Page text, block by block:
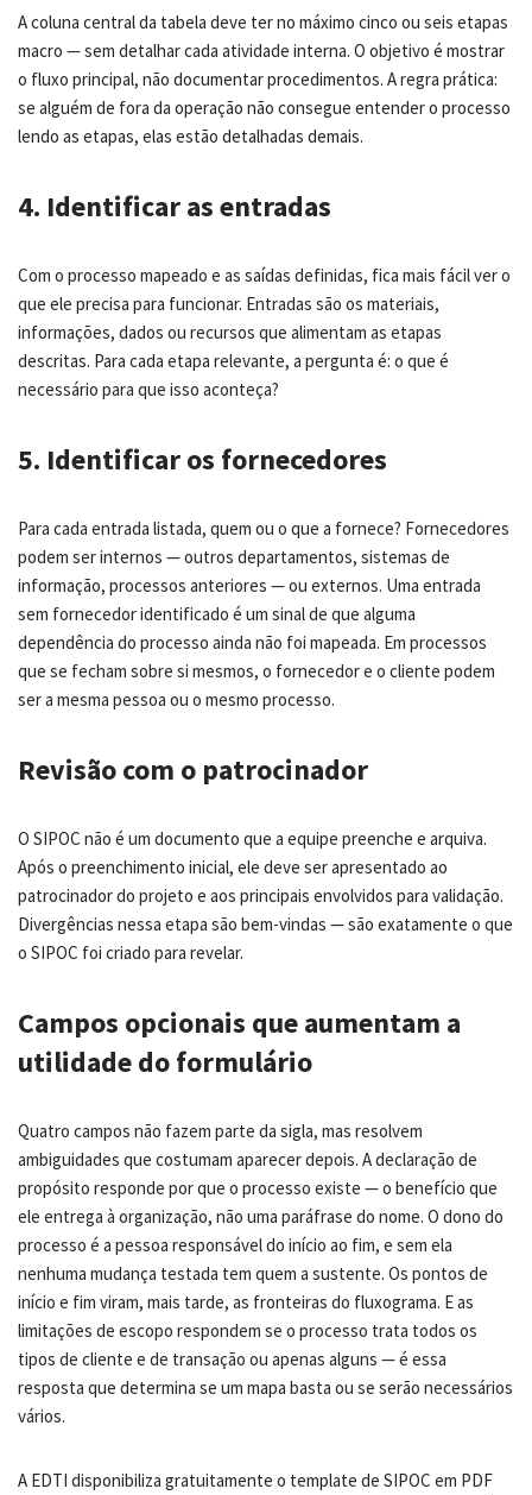
A coluna central da tabela deve ter no máximo cinco ou seis etapas
macro — sem detalhar cada atividade interna. O objetivo é mostrar
o fluxo principal, não documentar procedimentos. A regra prática:
se alguém de fora da operação não consegue entender o processo
lendo as etapas, elas estão detalhadas demais.
4. Identificar as entradas
Com o processo mapeado e as saídas definidas, fica mais fácil ver o
que ele precisa para funcionar. Entradas são os materiais,
informações, dados ou recursos que alimentam as etapas
descritas. Para cada etapa relevante, a pergunta é: o que é
necessário para que isso aconteça?
5. Identificar os fornecedores
Para cada entrada listada, quem ou o que a fornece? Fornecedores
podem ser internos — outros departamentos, sistemas de
informação, processos anteriores — ou externos. Uma entrada
sem fornecedor identificado é um sinal de que alguma
dependência do processo ainda não foi mapeada. Em processos
que se fecham sobre si mesmos, o fornecedor e o cliente podem
ser a mesma pessoa ou o mesmo processo.
Revisão com o patrocinador
O SIPOC não é um documento que a equipe preenche e arquiva.
Após o preenchimento inicial, ele deve ser apresentado ao
patrocinador do projeto e aos principais envolvidos para validação.
Divergências nessa etapa são bem-vindas — são exatamente o que
o SIPOC foi criado para revelar.
Campos opcionais que aumentam a
utilidade do formulário
Quatro campos não fazem parte da sigla, mas resolvem
ambiguidades que costumam aparecer depois. A declaração de
propósito responde por que o processo existe — o benefício que
ele entrega à organização, não uma paráfrase do nome. O dono do
processo é a pessoa responsável do início ao fim, e sem ela
nenhuma mudança testada tem quem a sustente. Os pontos de
início e fim viram, mais tarde, as fronteiras do fluxograma. E as
limitações de escopo respondem se o processo trata todos os
tipos de cliente e de transação ou apenas alguns — é essa
resposta que determina se um mapa basta ou se serão necessários
vários.
A EDTI disponibiliza gratuitamente o template de SIPOC em PDF